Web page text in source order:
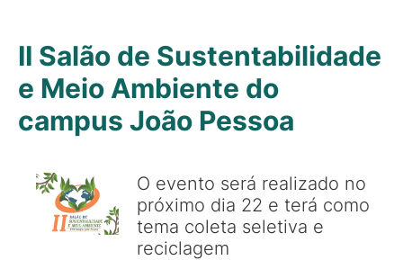
II Salão de Sustentabilidade
e Meio Ambiente do
campus João Pessoa
O evento será realizado no
próximo dia 22 e terá como
tema coleta seletiva e
reciclagem